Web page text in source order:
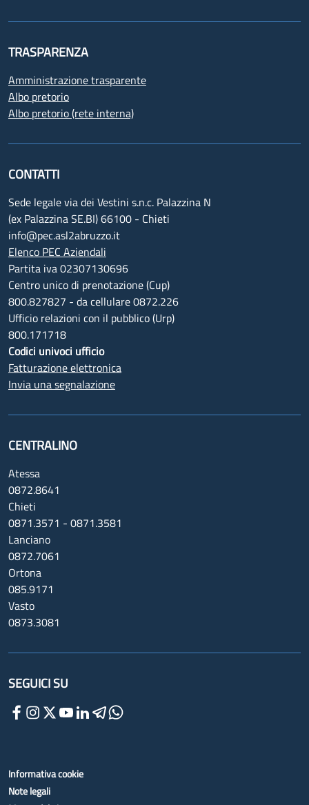
TRASPARENZA
Amministrazione trasparente
Albo pretorio
Albo pretorio (rete interna)
CONTATTI
Sede legale via dei Vestini s.n.c. Palazzina N
(ex Palazzina SE.BI) 66100 - Chieti
info@pec.asl2abruzzo.it
Elenco PEC Aziendali
Partita iva 02307130696
Centro unico di prenotazione (Cup)
800.827827 - da cellulare 0872.226
Ufficio relazioni con il pubblico (Urp)
800.171718
Codici univoci ufficio
Fatturazione elettronica
Invia una segnalazione
CENTRALINO
Atessa
0872.8641
Chieti
0871.3571 - 0871.3581
Lanciano
0872.7061
Ortona
085.9171
Vasto
0873.3081
SEGUICI SU
Informativa cookie
Note legali